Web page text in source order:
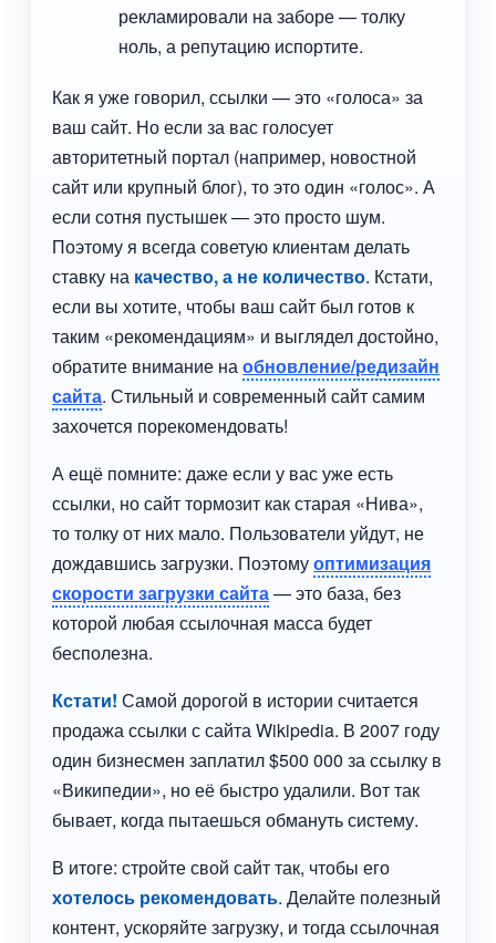
рекламировали на заборе — толку
ноль, а репутацию испортите.
Как я уже говорил, ссылки — это «голоса» за
ваш сайт. Но если за вас голосует
авторитетный портал (например, новостной
сайт или крупный блог), то это один «голос». А
если сотня пустышек — это просто шум.
Поэтому я всегда советую клиентам делать
ставку на качество, а не количество. Кстати,
если вы хотите, чтобы ваш сайт был готов к
таким «рекомендациям» и выглядел достойно,
обратите внимание наобновление/редизайн
сайта. Стильный и современный сайт самим
захочется порекомендовать!
А ещё помните: даже если у вас уже есть
ссылки, но сайт тормозит как старая «Нива»,
то толку от них мало. Пользователи уйдут, не
дождавшись загрузки. Поэтомуоптимизация
скорости загрузки сайта— это база, без
которой любая ссылочная масса будет
бесполезна.
Кстати! Самой дорогой в истории считается
продажа ссылки с сайта Wikipedia. В 2007 году
один бизнесмен заплатил $500 000 за ссылку в
«Википедии», но её быстро удалили. Вот так
бывает, когда пытаешься обмануть систему.
В итоге: стройте свой сайт так, чтобы его
хотелось рекомендовать. Делайте полезный
контент, ускоряйте загрузку, и тогда ссылочная